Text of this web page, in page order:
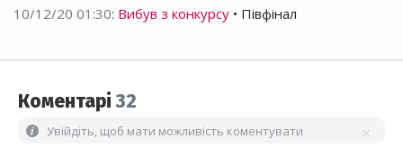
10/12/20 01:30: Вибув з конкурсу • Півфінал
Коментарі32
Увійдіть, щоб мати можливість коментувати